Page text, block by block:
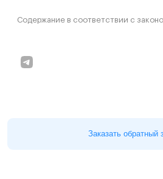
Заказать обратный
Содержание в соответствии с